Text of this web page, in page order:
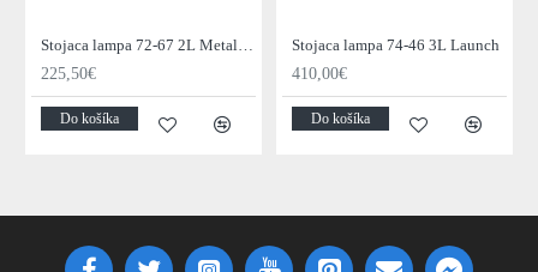
Stojaca lampa 72-67 2L Metal Blinds
225,50€
Do košíka
Stojaca lampa 74-46 3L Launch
410,00€
Do košíka